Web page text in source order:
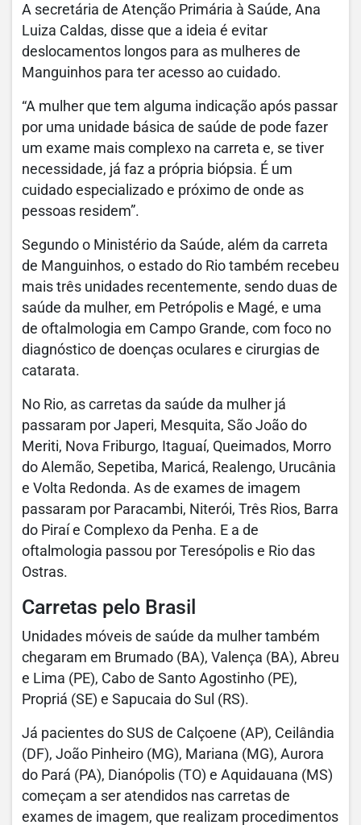
A secretária de Atenção Primária à Saúde, Ana
Luiza Caldas, disse que a ideia é evitar
deslocamentos longos para as mulheres de
Manguinhos para ter acesso ao cuidado.
“A mulher que tem alguma indicação após passar
por uma unidade básica de saúde de pode fazer
um exame mais complexo na carreta e, se tiver
necessidade, já faz a própria biópsia. É um
cuidado especializado e próximo de onde as
pessoas residem”.
Segundo o Ministério da Saúde, além da carreta
de Manguinhos, o estado do Rio também recebeu
mais três unidades recentemente, sendo duas de
saúde da mulher, em Petrópolis e Magé, e uma
de oftalmologia em Campo Grande, com foco no
diagnóstico de doenças oculares e cirurgias de
catarata.
No Rio, as carretas da saúde da mulher já
passaram por Japeri, Mesquita, São João do
Meriti, Nova Friburgo, Itaguaí, Queimados, Morro
do Alemão, Sepetiba, Maricá, Realengo, Urucânia
e Volta Redonda. As de exames de imagem
passaram por Paracambi, Niterói, Três Rios, Barra
do Piraí e Complexo da Penha. E a de
oftalmologia passou por Teresópolis e Rio das
Ostras.
Carretas pelo Brasil
Unidades móveis de saúde da mulher também
chegaram em Brumado (BA), Valença (BA), Abreu
e Lima (PE), Cabo de Santo Agostinho (PE),
Propriá (SE) e Sapucaia do Sul (RS).
Já pacientes do SUS de Calçoene (AP), Ceilândia
(DF), João Pinheiro (MG), Mariana (MG), Aurora
do Pará (PA), Dianópolis (TO) e Aquidauana (MS)
começam a ser atendidos nas carretas de
exames de imagem, que realizam procedimentos